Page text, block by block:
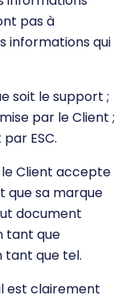
pas à
informations qui
soit le support ;
par le Client ;
ESC.
le Client accepte
que sa marque
document
tant que
tant que tel.
est clairement